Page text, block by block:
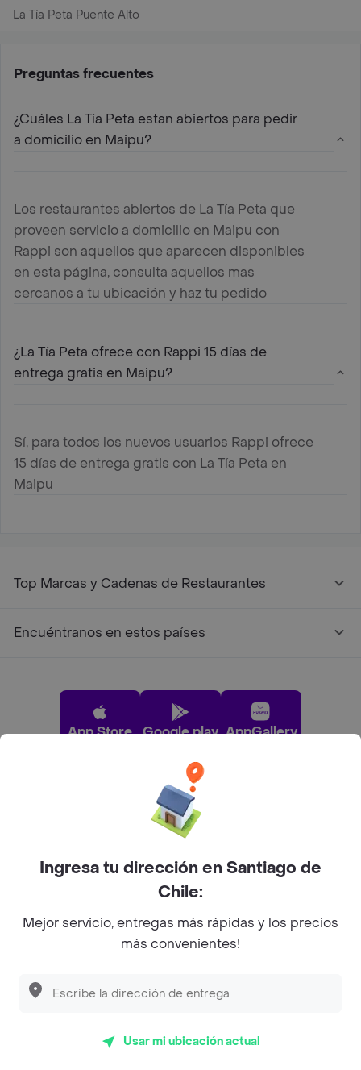
Descubre las PROMOCIONES que tenemos
La Tía Peta Puente Alto
Preguntas frecuentes
¿Cuáles La Tía Peta estan abiertos para pedir
a domicilio en Maipu?
Los restaurantes abiertos de La Tía Peta que
proveen servicio a domicilio en Maipu con
Rappi son aquellos que aparecen disponibles
en esta página, consulta aquellos mas
cercanos a tu ubicación y haz tu pedido
¿La Tía Peta ofrece con Rappi 15 días de
entrega gratis en Maipu?
Sí, para todos los nuevos usuarios Rappi ofrece
15 días de entrega gratis con La Tía Peta en
Maipu
Top Marcas y Cadenas de Restaurantes
Encuéntranos en estos países
App Store Google play AppGallery
Pide tu comida favorita cerca de ti
Categorías
2026 Rappi Inc. All rights reserved.
Ingresa tu dirección en Santiago de
Chile:
Mejor servicio, entregas más rápidas y los precios
más convenientes!
Usar mi ubicación actual